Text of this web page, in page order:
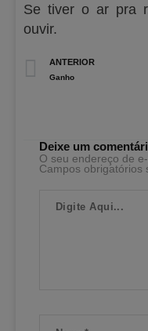
Se tiver o ar pra
ouvir.
Prev
ANTERIOR
Ganho
Deixe um
O seu endereço de
Campos obrigatórios
Aqui...